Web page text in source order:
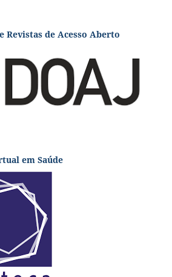
Revistas de Acesso Aberto
em Saúde